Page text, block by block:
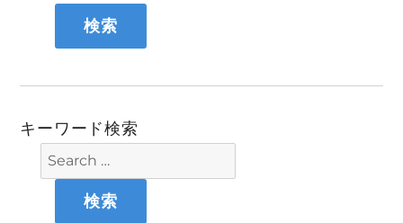
キーワード検索